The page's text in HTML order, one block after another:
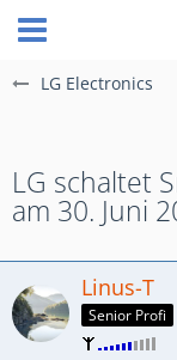
LG Electronics
LG schaltet
am 30. Juni
Linus-T
Senior Profi